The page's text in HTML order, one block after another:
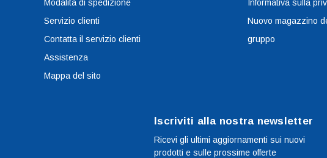
Modalità di spedizione
Servizio clienti
Contatta il servizio clienti
Assistenza
Mappa del sito
Informativa sulla
Nuovo magazzino
gruppo
Iscriviti alla nostra newsletter
Ricevi gli ultimi aggiornamenti sui nuovi
prodotti e sulle prossime offerte